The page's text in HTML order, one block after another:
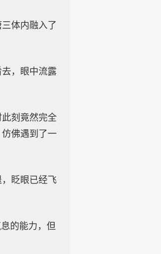
体内融入了
，眼中流露
刻竟然完全
佛遇到了一
眨眼已经飞
的能力，但